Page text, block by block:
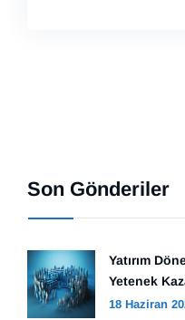
Son Gönderiler
Yatırım
Yetenek
18 Haziran